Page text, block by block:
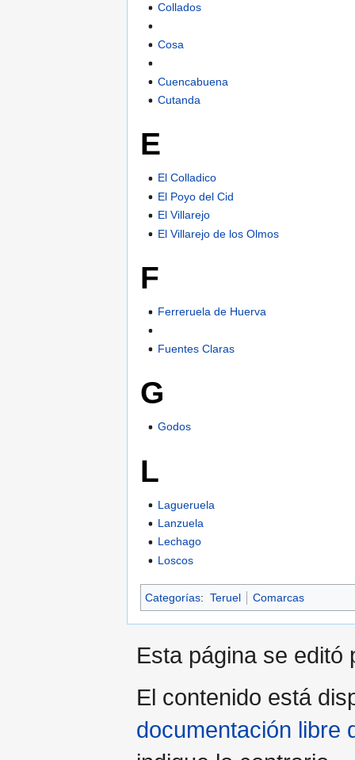
Collados
Cosa
Cuencabuena
Cutanda
E
El Colladico
El Poyo del Cid
El Villarejo
El Villarejo de los Olmos
F
Ferreruela de Huerva
Fuentes Claras
G
Godos
L
Lagueruela
Lanzuela
Lechago
Loscos
Categorías: Teruel Comarcas
Esta página se editó
El contenido está
documentación libre